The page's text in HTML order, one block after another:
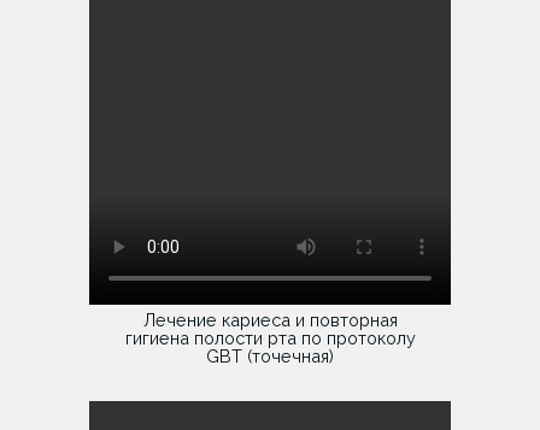
Лечение кариеса и повторная
гигиена полости рта по протоколу
GBT (точечная)